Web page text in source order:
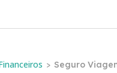
> Seguro